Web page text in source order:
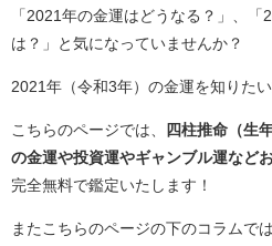
「2021年の金運はどうなる？」、
は？」と気になっていませんか？
2021年（令和3年）の金運を知りた
こちらのページでは、
四柱推命（生
の金運や投資運やギャンブル運など
完全無料で鑑定いたします！
またこちらのページの下のコラムで